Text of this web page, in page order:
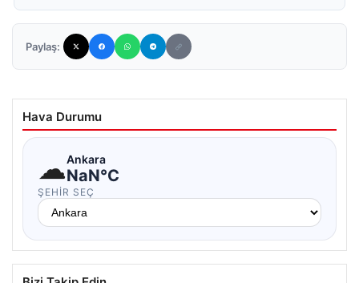
Paylaş:
Hava Durumu
☁Ankara
NaN°C
ŞEHIR SEÇ